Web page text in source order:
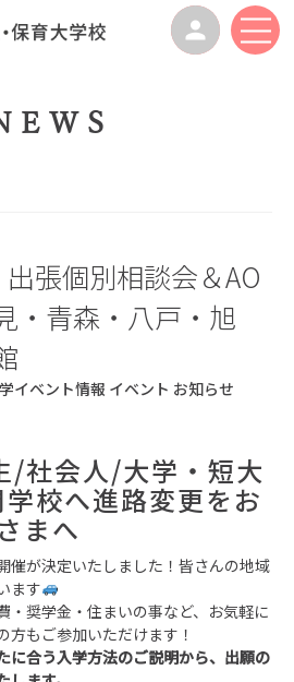
出張個別相談会＆AO
・青森・八戸・旭
イベント情報 イベント お知らせ
/社会人/大学・短大
校へ進路変更をお
まへ
催が決定いたしました！皆さんの地域
ます
・奨学金・住まいの事など、お気軽に
方もご参加いただけます！
に合う入学方法のご説明から、出願の